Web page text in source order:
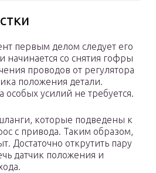
первым делом следует его
начинается со снятия гофры
проводов от регулятора
положения детали.
усилий не требуется.
которые подведены к
с привода. Таким образом,
Достаточно открутить пару
датчик положения и